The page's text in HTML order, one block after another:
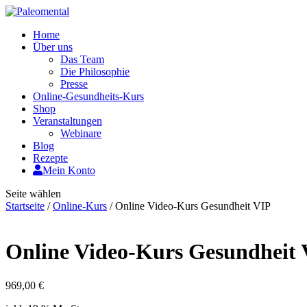
Home
Über uns
Das Team
Die Philosophie
Presse
Online-Gesundheits-Kurs
Shop
Veranstaltungen
Webinare
Blog
Rezepte
Mein Konto
Seite wählen
Startseite /Online-Kurs / Online Video-Kurs Gesundheit VIP
Online Video-Kurs Gesundheit
969,00 €